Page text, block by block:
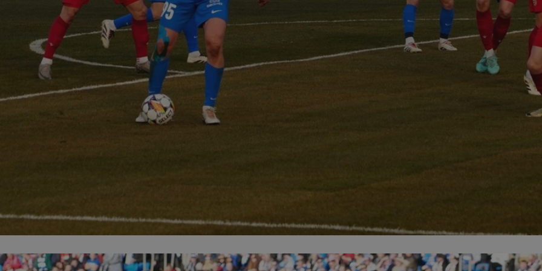
mojchorzow.pl 1 rok
Ten plik cookie przechowuje identyfikator sesji.
mojchorzow.pl
1 rok
Ten plik cookie przechowuje identyfikator sesji.
mojchorzow.pl
1 rok
Ten plik cookie przechowuje identyfikator sesji.
CookieScript
mojchorzow.pl
4 tygodnie 2 dni
Ten plik cookie jest używany przez usługę Cookie-
Script.com do zapamiętywania preferencji
dotyczących zgody użytkownika na pliki cookie.
Jest to konieczne, aby baner cookie Cookie-
Script.com działał poprawnie.
Cloudflare Inc.
29 minut 53
sekundy
Ten plik cookie służy do rozróżniania ludzi i
botów. Jest to korzystne dla strony internetowej,
i ustawień zgody, zapewniając ich przestrzeganie
ochrony danych.
bh.contextweb.com
równoważenia obciążenia w celu optymalizacji
doświadczenia użytkownika.